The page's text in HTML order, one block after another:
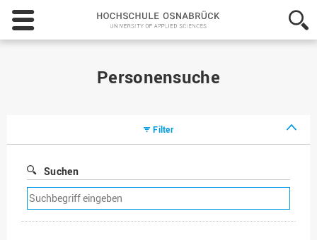
Hochschule
Osnabrück
-
Personensuche
Filter
Suchen
Suchfilter
entfernen